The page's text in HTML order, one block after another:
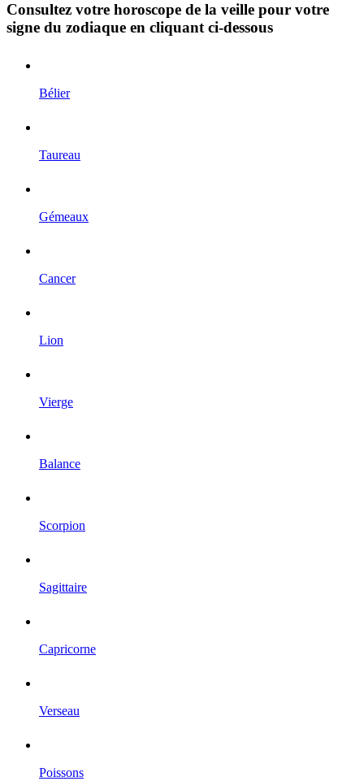
Consultez votre horoscope de la veille pour votre
signe du zodiaque en cliquant ci-dessous
Bélier
Taureau
Gémeaux
Cancer
Lion
Vierge
Balance
Scorpion
Sagittaire
Capricorne
Verseau
Poissons